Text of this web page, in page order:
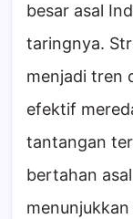
besar asal
taringnya.
menjadi tren
efektif
tantangan
bertahan